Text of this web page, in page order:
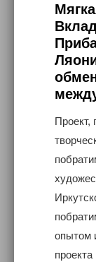
Проект,
опытом